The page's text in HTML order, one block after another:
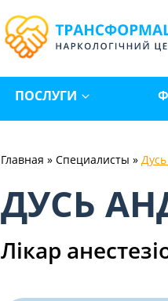
ПОСЛУГИ
Главная » Специалисты »
ДУСЬ
Лікар